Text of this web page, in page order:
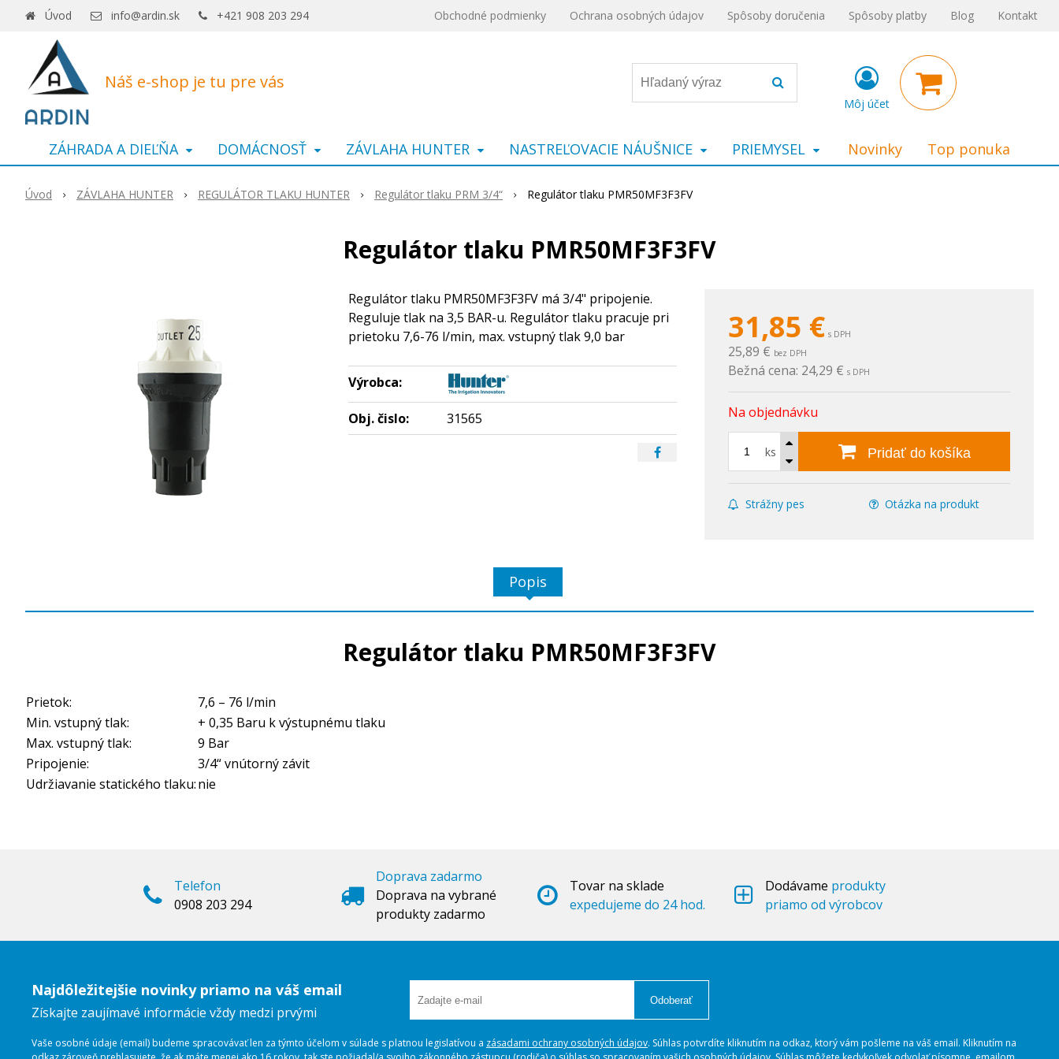
Náš e-shop je tu pre vás
Úvod info@ardin.sk +421 908 203 294 Obchodné podmienky Ochrana osobných údajov Spôsoby doručenia Spôsoby platby Blog Kontakt
Môj účet
ZÁHRADA A DIEĽŇA DOMÁCNOSŤ ZÁVLAHA HUNTER NASTREĽOVACIE NÁUŠNICE PRIEMYSEL Novinky Top ponuka
Úvod ZÁVLAHA HUNTER REGULÁTOR TLAKU HUNTER Regulátor tlaku PRM 3/4“ Regulátor tlaku PMR50MF3F3FV
Regulátor tlaku PMR50MF3F3FV
31,85 € s DPH
25,89 € bez DPH
Bežná cena: 24,29 €s DPH
Na objednávku
ks Pridať do košíka
Strážny pes Otázka na produkt
Regulátor tlaku PMR50MF3F3FV má 3/4" pripojenie.
Reguluje tlak na 3,5 BAR-u. Regulátor tlaku pracuje pri
prietoku 7,6-76 l/min, max. vstupný tlak 9,0 bar
Výrobca:
Obj. čislo: 31565
Popis
Regulátor tlaku PMR50MF3F3FV
Prietok:
7,6 – 76 l/min
Min. vstupný tlak:
+ 0,35 Baru k výstupnému tlaku
Max. vstupný tlak:
9 Bar
Pripojenie:
3/4“ vnútorný závit
Udržiavanie statického tlaku:nie
Telefon
0908 203 294
Doprava zadarmo
Doprava na vybrané
produkty zadarmo
Tovar na sklade
expedujeme do 24 hod.
Dodávame produkty
priamo od výrobcov
Najdôležitejšie novinky priamo na váš email
Získajte zaujímavé informácie vždy medzi prvými
Odoberať
Vaše osobné údaje (email) budeme spracovávať len za týmto účelom v súlade s platnou legislatívou a zásadami ochrany osobných údajov. Súhlas potvrdíte kliknutím na odkaz, ktorý vám pošleme na váš email. Kliknutím na